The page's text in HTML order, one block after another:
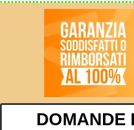
DOMANDE